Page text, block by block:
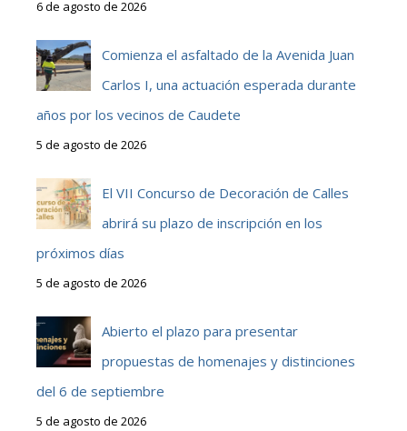
6 de agosto de 2026
Comienza el asfaltado de la Avenida Juan
Carlos I, una actuación esperada durante
años por los vecinos de Caudete
5 de agosto de 2026
El VII Concurso de Decoración de Calles
abrirá su plazo de inscripción en los
próximos días
5 de agosto de 2026
Abierto el plazo para presentar
propuestas de homenajes y distinciones
del 6 de septiembre
5 de agosto de 2026